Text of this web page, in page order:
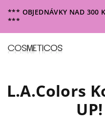
na
obsah
*** OBJEDNÁVKY NAD 300
***
L.A.Colors